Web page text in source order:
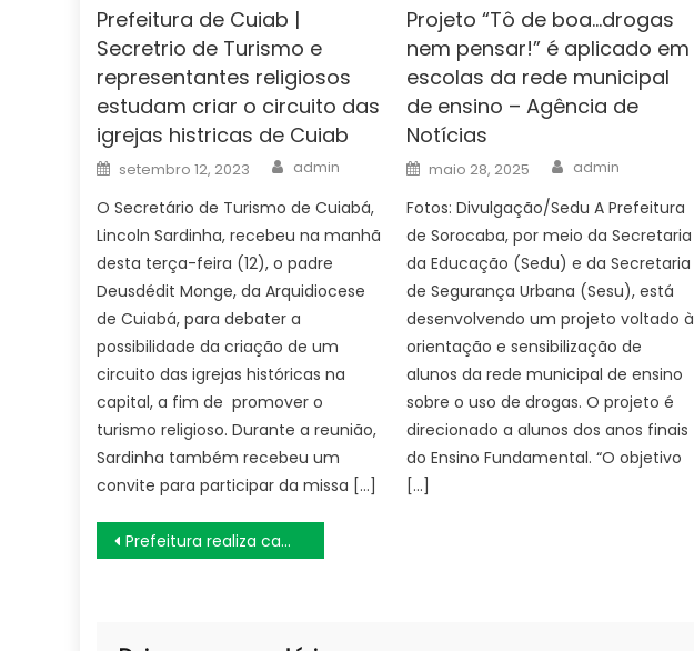
Prefeitura de Cuiab |
Secretrio de Turismo e
representantes religiosos
estudam criar o circuito das
igrejas histricas de Cuiab
Posted
on
setembro 12, 2023 Author
admin
O Secretário de Turismo de Cuiabá,
Lincoln Sardinha, recebeu na manhã
desta terça-feira (12), o padre
Deusdédit Monge, da Arquidiocese
de Cuiabá, para debater a
possibilidade da criação de um
circuito das igrejas históricas na
capital, a fim de promover o
turismo religioso. Durante a reunião,
Sardinha também recebeu um
convite para participar da missa […]
Projeto “Tô de boa…drogas
nem pensar!” é aplicado em
escolas da rede municipal
de ensino – Agência de
Notícias
Posted
on
maio 28, 2025 Author
admin
Fotos: Divulgação/Sedu A Prefeitura
de Sorocaba, por meio da Secretaria
da Educação (Sedu) e da Secretaria
de Segurança Urbana (Sesu), está
desenvolvendo um projeto voltado à
orientação e sensibilização de
alunos da rede municipal de ensino
sobre o uso de drogas. O projeto é
direcionado a alunos dos anos finais
do Ensino Fundamental. “O objetivo
[…]
Navegação
de
Prefeitura realiza campanha contra a importunação sexual durante festejos juninos no Centro